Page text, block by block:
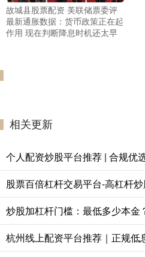
故城县股票配资 美联储票委评
最新通胀数据：货币政策正在起
作用 现在判断降息时机还太早
相关更新
个人配资炒股平台推荐 | 合规优
股票百倍杠杆交易平台-高杠杆炒
炒股加杠杆门槛：最低多少本金
杭州线上配资平台推荐｜正规低